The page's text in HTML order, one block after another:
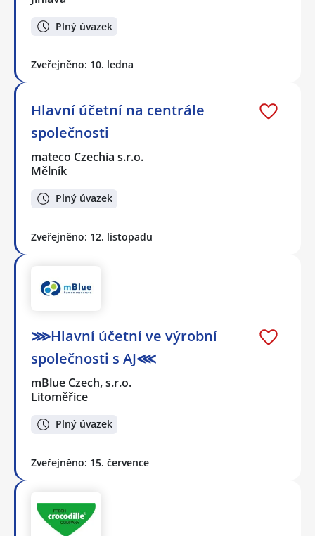
Plný úvazek
Zveřejněno: 10. ledna
Hlavní účetní na centrále
společnosti
mateco Czechia s.r.o.
Mělník
Plný úvazek
Zveřejněno: 12. listopadu
⋙Hlavní účetní ve výrobní
společnosti s AJ⋘
mBlue Czech, s.r.o.
Litoměřice
Plný úvazek
Zveřejněno: 15. července